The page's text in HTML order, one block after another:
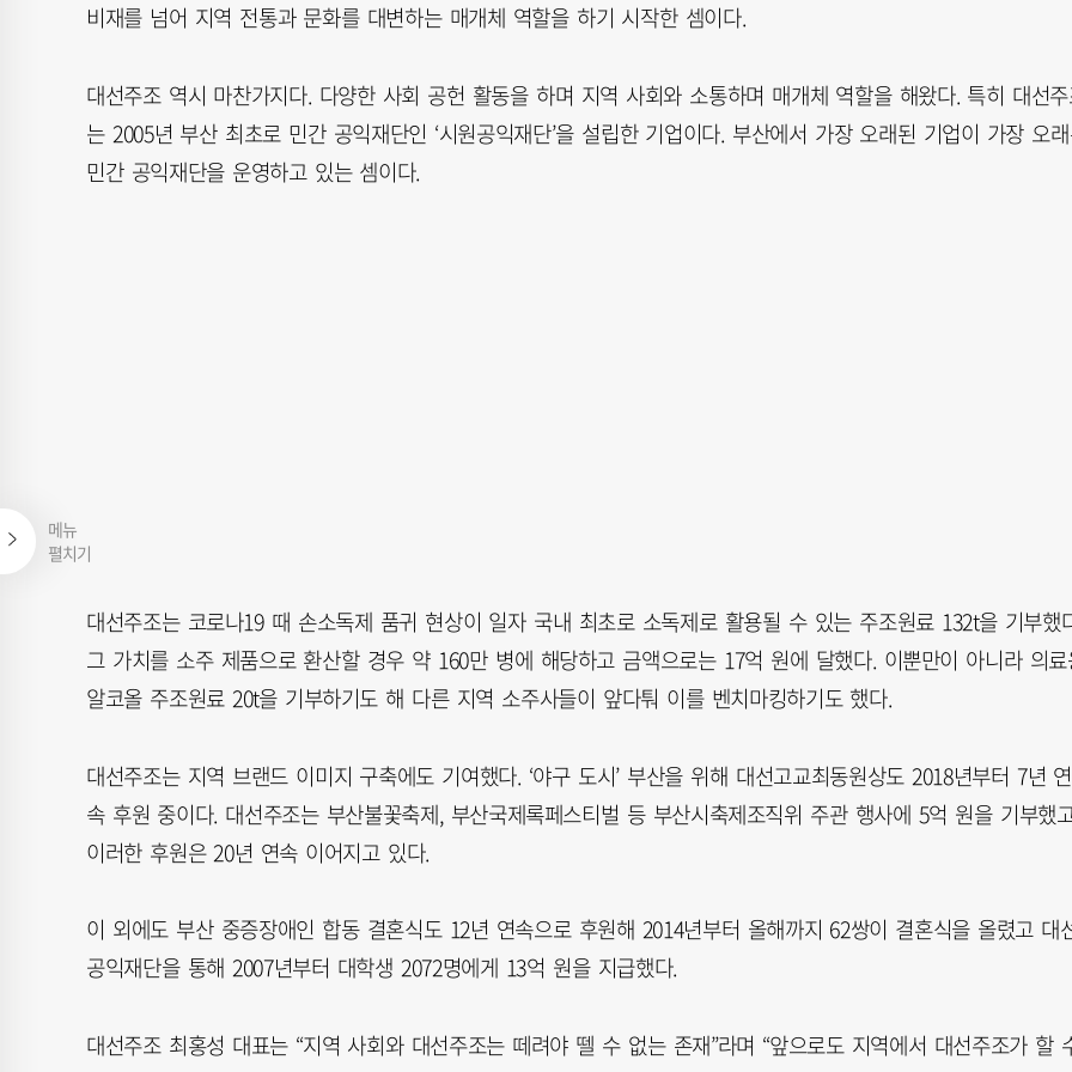
메뉴
펼치기
비재를 넘어 지역 전통과 문화를 대변하는 매개체 역할을 하기 시작한 셈이다.
대선주조 역시 마찬가지다. 다양한 사회 공헌 활동을 하며 지역 사회와 소통하며 매개체 역할을 해왔다. 특히 대선
는 2005년 부산 최초로 민간 공익재단인 ‘시원공익재단’을 설립한 기업이다. 부산에서 가장 오래된 기업이 가장 오
민간 공익재단을 운영하고 있는 셈이다.
대선주조는 코로나19 때 손소독제 품귀 현상이 일자 국내 최초로 소독제로 활용될 수 있는 주조원료 132t을 기부했
그 가치를 소주 제품으로 환산할 경우 약 160만 병에 해당하고 금액으로는 17억 원에 달했다. 이뿐만이 아니라 의
알코올 주조원료 20t을 기부하기도 해 다른 지역 소주사들이 앞다퉈 이를 벤치마킹하기도 했다.
대선주조는 지역 브랜드 이미지 구축에도 기여했다. ‘야구 도시’ 부산을 위해 대선고교최동원상도 2018년부터 7년 연
속 후원 중이다. 대선주조는 부산불꽃축제, 부산국제록페스티벌 등 부산시축제조직위 주관 행사에 5억 원을 기부했
이러한 후원은 20년 연속 이어지고 있다.
이 외에도 부산 중증장애인 합동 결혼식도 12년 연속으로 후원해 2014년부터 올해까지 62쌍이 결혼식을 올렸고 대
공익재단을 통해 2007년부터 대학생 2072명에게 13억 원을 지급했다.
대선주조 최홍성 대표는 “지역 사회와 대선주조는 떼려야 뗄 수 없는 존재”라며 “앞으로도 지역에서 대선주조가 할